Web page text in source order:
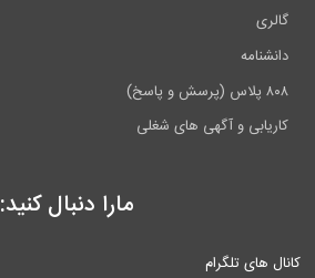
گالری
دانشنامه
۸۰۸ پلاس (پرسش و پاسخ)
کاریابی و آگهی های شغلی
مارا دنبال کنید:
کانال های تلگرام